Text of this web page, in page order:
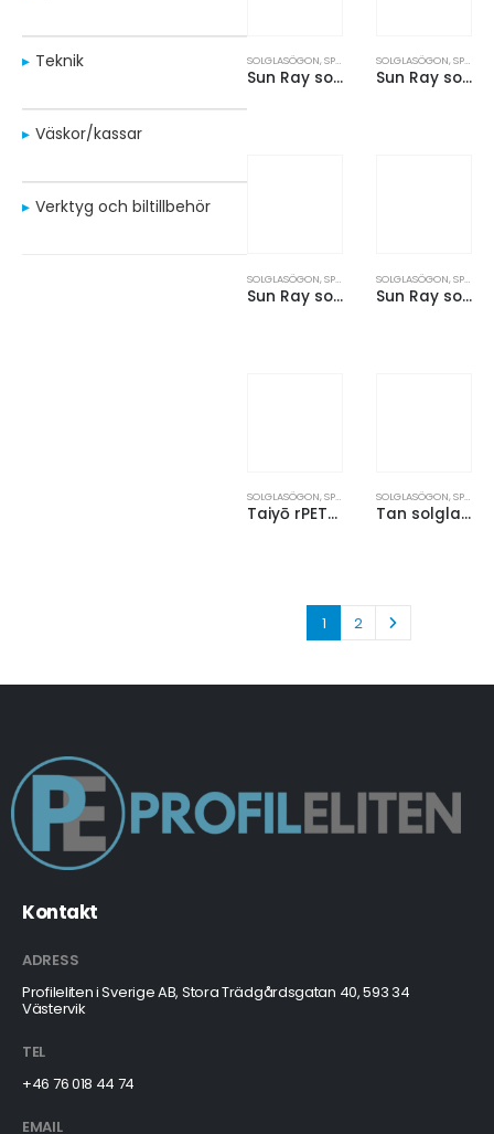
Teknik
Väskor/kassar
Verktyg och biltillbehör
SOLGLASÖGON,SPORT OCH FRITID
Sun Ray solglasögon av återvunnen plast
SOLGLASÖGON,SPORT OCH FRITID
Sun Ray solglasögon av havsbaserad plast och bambu
SOLGLASÖGON,SPORT OCH FRITID
Sun Ray solglasögon i bambu
SOLGLASÖGON,SPORT OCH FRITID
Sun Ray solglasögon med tvåfärgade toner
SOLGLASÖGON,SPORT OCH FRITID
Taiyō rPET/bambuspeglade polariserade solglasögon i presentförpackning
SOLGLASÖGON,SPORT OCH FRITID
Tan solglasögon med skalmar av bambu
1 2
Kontakt
ADRESS
Profileliten i Sverige AB, Stora Trädgårdsgatan 40, 593 34
Västervik
TEL
+46 76 018 44 74
EMAIL